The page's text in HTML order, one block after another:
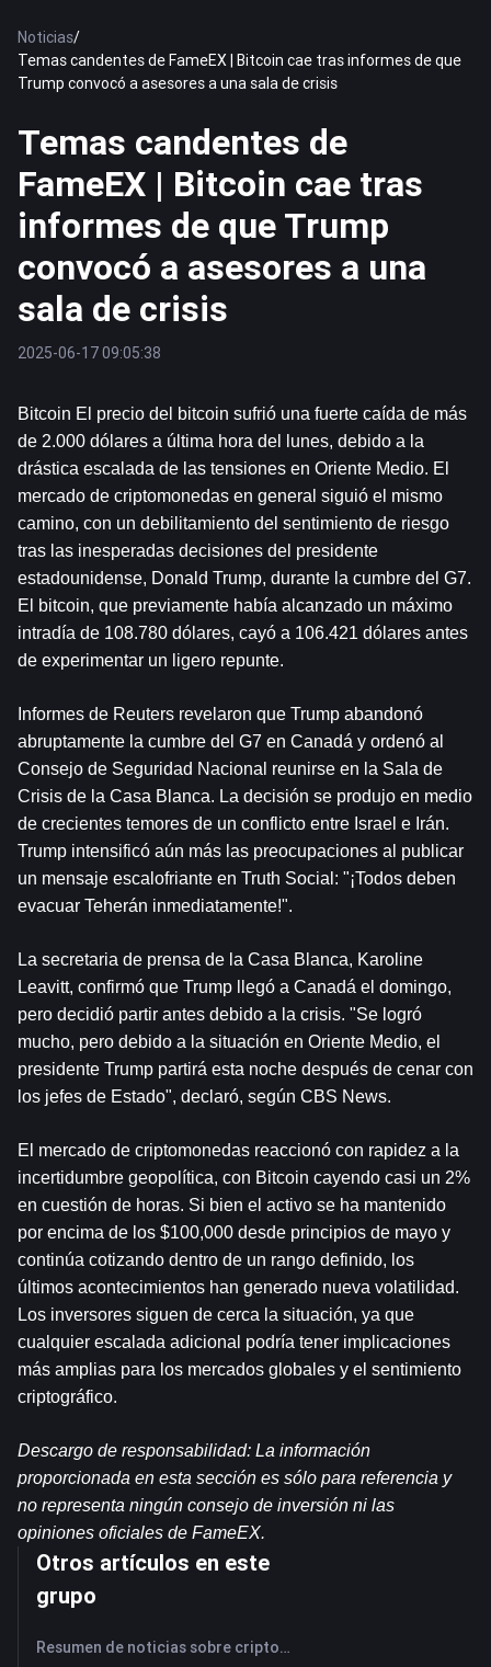
Noticias/
Temas candentes de FameEX | Bitcoin cae tras informes de que
Trump convocó a asesores a una sala de crisis
Temas candentes de
FameEX | Bitcoin cae tras
informes de que Trump
convocó a asesores a una
sala de crisis
2025-06-17 09:05:38
Bitcoin El precio del bitcoin sufrió una fuerte caída de más
de 2.000 dólares a última hora del lunes, debido a la
drástica escalada de las tensiones en Oriente Medio. El
mercado de criptomonedas en general siguió el mismo
camino, con un debilitamiento del sentimiento de riesgo
tras las inesperadas decisiones del presidente
estadounidense, Donald Trump, durante la cumbre del G7.
El bitcoin, que previamente había alcanzado un máximo
intradía de 108.780 dólares, cayó a 106.421 dólares antes
de experimentar un ligero repunte.
Informes de Reuters revelaron que Trump abandonó
abruptamente la cumbre del G7 en Canadá y ordenó al
Consejo de Seguridad Nacional reunirse en la Sala de
Crisis de la Casa Blanca. La decisión se produjo en medio
de crecientes temores de un conflicto entre Israel e Irán.
Trump intensificó aún más las preocupaciones al publicar
un mensaje escalofriante en Truth Social: "¡Todos deben
evacuar Teherán inmediatamente!".
La secretaria de prensa de la Casa Blanca, Karoline
Leavitt, confirmó que Trump llegó a Canadá el domingo,
pero decidió partir antes debido a la crisis. "Se logró
mucho, pero debido a la situación en Oriente Medio, el
presidente Trump partirá esta noche después de cenar con
los jefes de Estado", declaró, según CBS News.
El mercado de criptomonedas reaccionó con rapidez a la
incertidumbre geopolítica, con Bitcoin cayendo casi un 2%
en cuestión de horas. Si bien el activo se ha mantenido
por encima de los $100,000 desde principios de mayo y
continúa cotizando dentro de un rango definido, los
últimos acontecimientos han generado nueva volatilidad.
Los inversores siguen de cerca la situación, ya que
cualquier escalada adicional podría tener implicaciones
más amplias para los mercados globales y el sentimiento
criptográfico.
Descargo de responsabilidad: La información
proporcionada en esta sección es sólo para referencia y
no representa ningún consejo de inversión ni las
opiniones oficiales de FameEX.
Otros artículos en este
grupo
Resumen de noticias sobre criptomonedas de FameEX de hoy | 7 de agosto de 2026